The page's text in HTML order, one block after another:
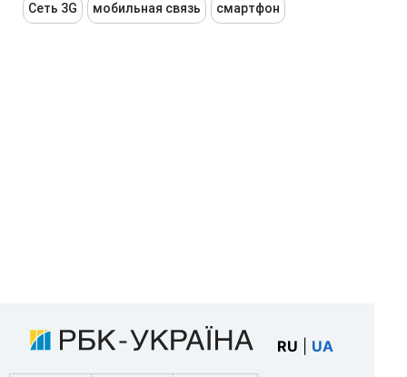
Сеть 3G мобильная связь смартфон
RU UA